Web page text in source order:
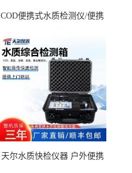
COD便携式水质检测仪/便携
天尔水质快检仪器 户外便携